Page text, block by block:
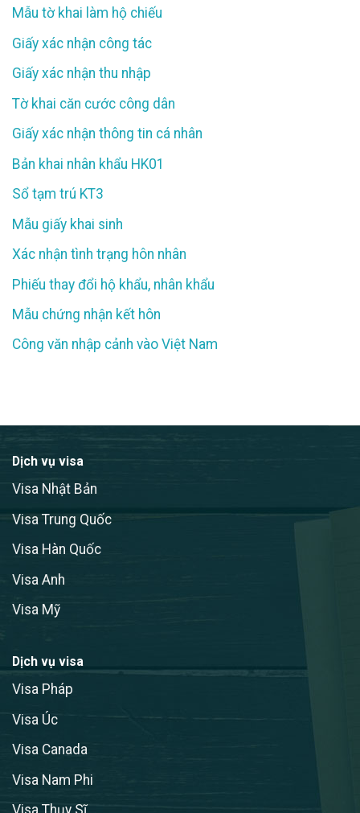
Mẫu tờ khai làm hộ chiếu
Giấy xác nhận công tác
Giấy xác nhận thu nhập
Tờ khai căn cước công dân
Giấy xác nhận thông tin cá nhân
Bản khai nhân khẩu HK01
Sổ tạm trú KT3
Mẫu giấy khai sinh
Xác nhận tình trạng hôn nhân
Phiếu thay đổi hộ khẩu, nhân khẩu
Mẫu chứng nhận kết hôn
Công văn nhập cảnh vào Việt Nam
Dịch vụ visa
Visa Nhật Bản
Visa Trung Quốc
Visa Hàn Quốc
Visa Anh
Visa Mỹ
Dịch vụ visa
Visa Pháp
Visa Úc
Visa Canada
Visa Nam Phi